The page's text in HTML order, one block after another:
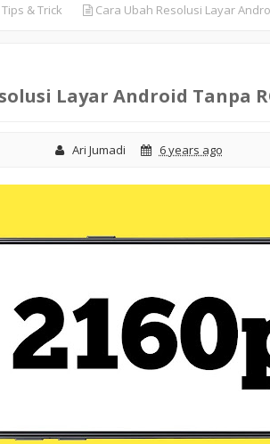
Tips & Trick Cara Ubah Resolusi Layar
Layar Android Tanpa
Ari Jumadi 6 years ago